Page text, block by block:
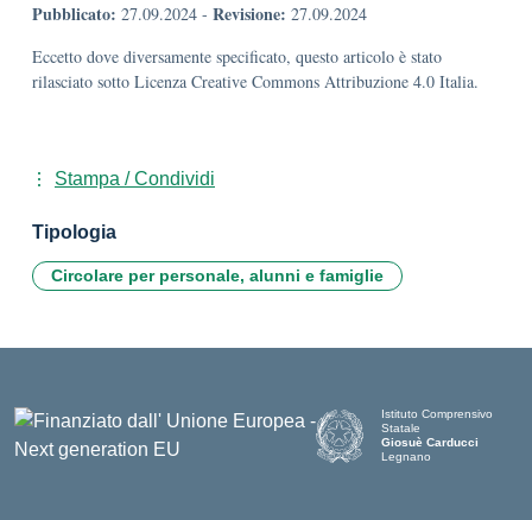
Pubblicato: 27.09.2024 - Revisione: 27.09.2024
Eccetto dove diversamente specificato, questo articolo è stato
rilasciato sotto Licenza Creative Commons Attribuzione 4.0 Italia.
Stampa / Condividi
Tipologia
Circolare per personale, alunni e famiglie
Istituto Comprensivo
Statale
Giosuè Carducci
Legnano